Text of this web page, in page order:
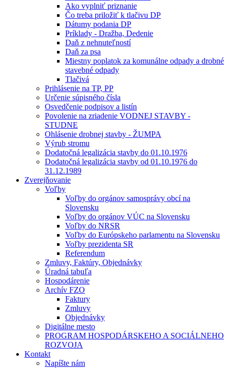
Ako vyplniť priznanie
Čo treba priložiť k tlačivu DP
Dátumy podania DP
Príklady - Dražba, Dedenie
Daň z nehnuteľností
Daň za psa
Miestny poplatok za komunálne odpady a drobné
stavebné odpady
Tlačivá
Prihlásenie na TP, PP
Určenie súpisného čísla
Osvedčenie podpisov a listín
Povolenie na zriadenie VODNEJ STAVBY -
STUDNE
Ohlásenie drobnej stavby - ŽUMPA
Výrub stromu
Dodatočná legalizácia stavby do 01.10.1976
Dodatočná legalizácia stavby od 01.10.1976 do
31.12.1989
Zverejňovanie
Voľby
Voľby do orgánov samosprávy obcí na
Slovensku
Voľby do orgánov VÚC na Slovensku
Voľby do NRSR
Voľby do Európskeho parlamentu na Slovensku
Voľby prezidenta SR
Referendum
Zmluvy, Faktúry, Objednávky
Úradná tabuľa
Hospodárenie
Archív FZO
Faktury
Zmluvy
Objednávky
Digitálne mesto
PROGRAM HOSPODÁRSKEHO A SOCIÁLNEHO
ROZVOJA
Kontakt
Napíšte nám